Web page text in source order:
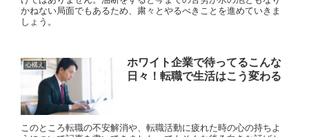
かねない局面でもあるため、粛々とやるべきことを進めていきま
しょう。
心構え
ホワイト企業で待ってるこんな
日々！転職で生活はこう変わる
このところ転職の不安解消や、転職活動に疲れた時の心の持ちよ